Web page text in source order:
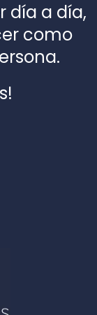
día a día,
como